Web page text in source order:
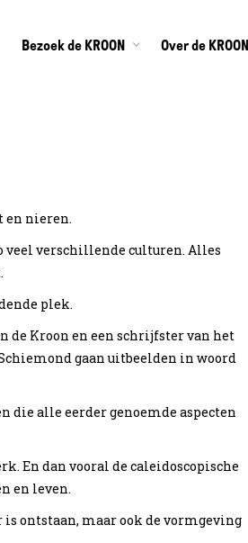
Bezoek de KROON Over de KROON
Stephan
en nieren.
verschillende culturen. Alles
plek.
de Kroon en een schrijfster van het
gaan uitbeelden in woord
die alle eerder genoemde aspecten
En dan vooral de caleidoscopische
en leven.
ontstaan, maar ook de vormgeving